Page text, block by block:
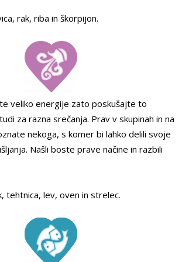
rak, riba in škorpijon.
veliko energije zato poskušajte to
za razna srečanja. Prav v skupinah in na
nekoga, s komer bi lahko delili svoje
Našli boste prave načine in razbili
tehtnica, lev, oven in strelec.